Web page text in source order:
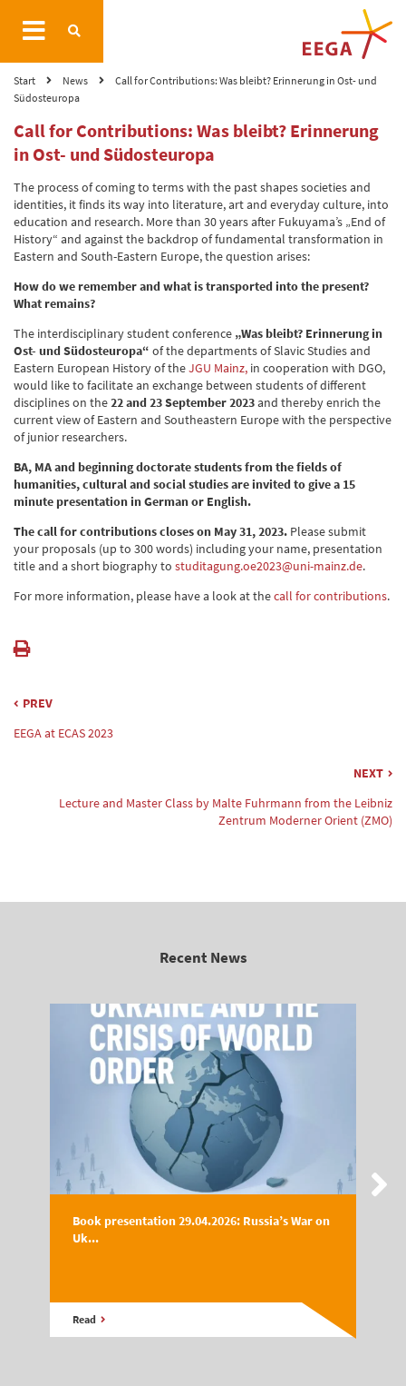
Start News
Call for Contributions: Was bleibt? Erinnerung in Ost- und
Südosteuropa
Call for Contributions: Was bleibt? Erinnerung
in Ost- und Südosteuropa
The process of coming to terms with the past shapes societies and
identities, it finds its way into literature, art and everyday culture, into
education and research. More than 30 years after Fukuyama’s „End of
History“ and against the backdrop of fundamental transformation in
Eastern and South-Eastern Europe, the question arises:
How do we remember and what is transported into the present?
What remains?
The interdisciplinary student conference „Was bleibt? Erinnerung in
Ost- und Südosteuropa“ of the departments of Slavic Studies and
Eastern European History of theJGU Mainz, in cooperation with DGO,
would like to facilitate an exchange between students of different
disciplines on the22 and 23 September 2023and thereby enrich the
current view of Eastern and Southeastern Europe with the perspective
of junior researchers.
BA, MA and beginning doctorate students from the fields of
humanities, cultural and social studies are invited to give a 15
minute presentation in German or English.
The call for contributions closes on May 31, 2023. Please submit
your proposals (up to 300 words) including your name, presentation
title and a short biography to studitagung.oe2023@uni-mainz.de.
For more information, please have a look at thecall for contributions.
PREV
EEGA at ECAS 2023
NEXT
Lecture and Master Class by Malte Fuhrmann from the Leibniz
Zentrum Moderner Orient (ZMO)
Recent News
Book presentation 29.04.2026: Russia’s War on
Uk...
Read